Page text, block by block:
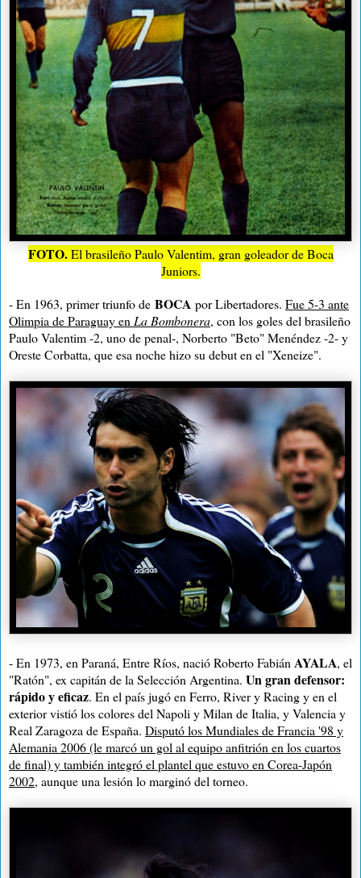
FOTO.El brasileño Paulo Valentim, gran goleador de Boca
Juniors.
- En 1963, primer triunfo de BOCA por Libertadores. Fue 5-3 ante
Olimpia de Paraguay enLa Bombonera, con los goles del brasileño
Paulo Valentim -2, uno de penal-, Norberto "Beto" Menéndez -2- y
Oreste Corbatta, que esa noche hizo su debut en el "Xeneize".
- En 1973, en Paraná, Entre Ríos, nació Roberto Fabián AYALA, el
"Ratón", ex capitán de la Selección Argentina. Un gran defensor:
rápido y eficaz. En el país jugó en Ferro, River y Racing y en el
exterior vistió los colores del Napoli y Milan de Italia, y Valencia y
Real Zaragoza de España. Disputó los Mundiales de Francia '98 y
Alemania 2006 (le marcó un gol al equipo anfitrión en los cuartos
de final) y también integró el plantel que estuvo en Corea-Japón
2002, aunque una lesión lo marginó del torneo.